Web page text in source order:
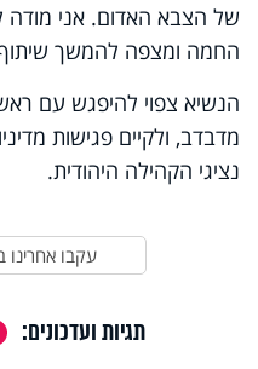
של הצבא האדום. אני מודה
החמה ומצפה להמשך
הנשיא צפוי להיפגש עם
מדבדב, ולקיים פגישות
נציגי הקהילה היהודית.
עקבו אחרינו
תגיות ועדכונים: